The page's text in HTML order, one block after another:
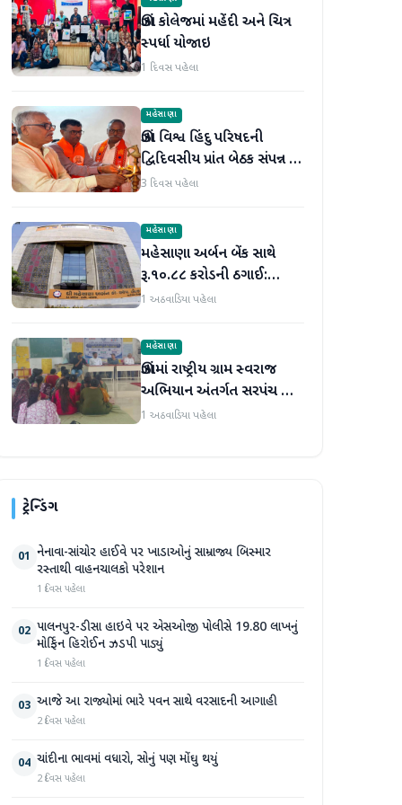
ઊંઝા કોલેજમાં મહેંદી અને ચિત્ર
સ્પર્ધા યોજાઇ
1 દિવસ પહેલા
મહેસાણા
ઊંઝા વિશ્વ હિંદુ પરિષદની
દ્વિદિવસીય પ્રાંત બેઠક સંપન્ન :
250 થી વધુ કાર્યકર્તાઓ
3 દિવસ પહેલા
મહેસાણા
મહેસાણા અર્બન બેંક સાથે
રૂ.૧૦.૮૮ કરોડની ઠગાઈ:
લોનની મિલકતો પતિ-પત્નીએ
1 અઠવાડિયા પહેલા
મહેસાણા
ઊંઝામાં રાષ્ટ્રીય ગ્રામ સ્વરાજ
અભિયાન અંતર્ગત સરપંચ અને
સભ્યો માટે ક્ષમતાવર્ધન તાલીમ
1 અઠવાડિયા પહેલા
ટ્રેન્ડિંગ
01 નેનાવા-સાંચોર હાઈવે પર ખાડાઓનું સામ્રાજ્ય બિસ્માર
રસ્તાથી વાહનચાલકો પરેશાન
1 દિવસ પહેલા
02 પાલનપુર-ડીસા હાઇવે પર એસઓજી પોલીસે 19.80 લાખનું
મોર્ફિન હિરોઈન ઝડપી પાડ્યું
1 દિવસ પહેલા
03 આજે આ રાજ્યોમાં ભારે પવન સાથે વરસાદની આગાહી
2 દિવસ પહેલા
04 ચાંદીના ભાવમાં વધારો, સોનું પણ મોંઘુ થયું
2 દિવસ પહેલા